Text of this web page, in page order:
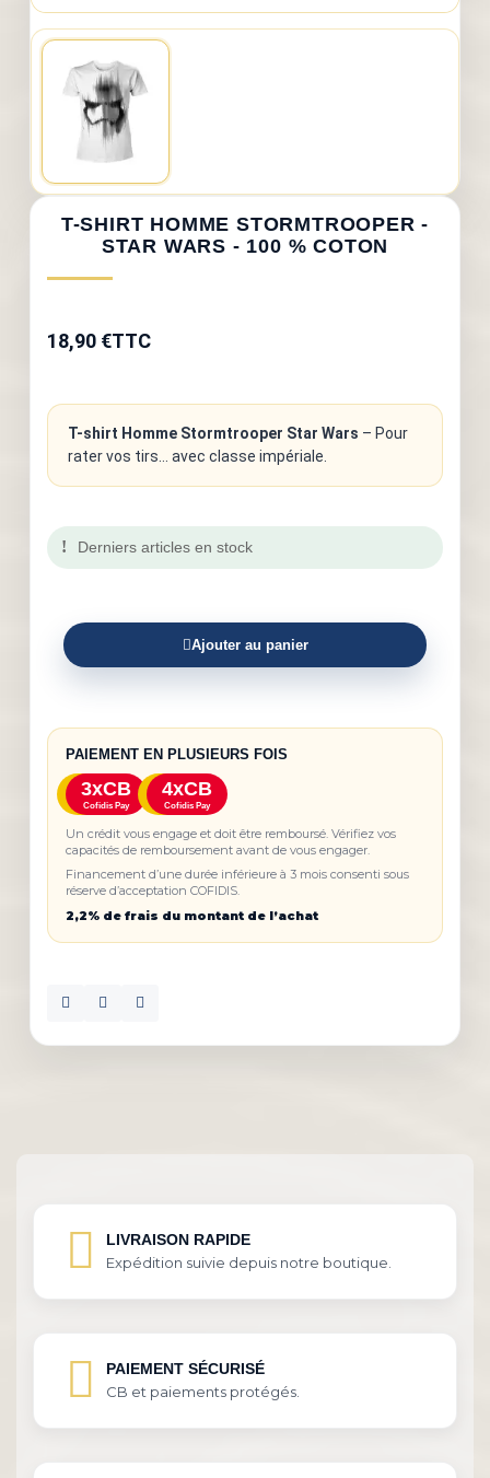
T-SHIRT HOMME STORMTROOPER -
STAR WARS - 100 % COTON
18,90 €TTC
T-shirt Homme Stormtrooper Star Wars – Pour
rater vos tirs… avec classe impériale.
Derniers articles en stock
Ajouter au panier
PAIEMENT EN PLUSIEURS FOIS
3xCB
Cofidis Pay
4xCB
Cofidis Pay
Un crédit vous engage et doit être remboursé. Vérifiez vos
capacités de remboursement avant de vous engager.
Financement d’une durée inférieure à 3 mois consenti sous
réserve d’acceptation COFIDIS.
2,2% de frais du montant de l’achat
LIVRAISON RAPIDE
Expédition suivie depuis notre boutique.
PAIEMENT SÉCURISÉ
CB et paiements protégés.